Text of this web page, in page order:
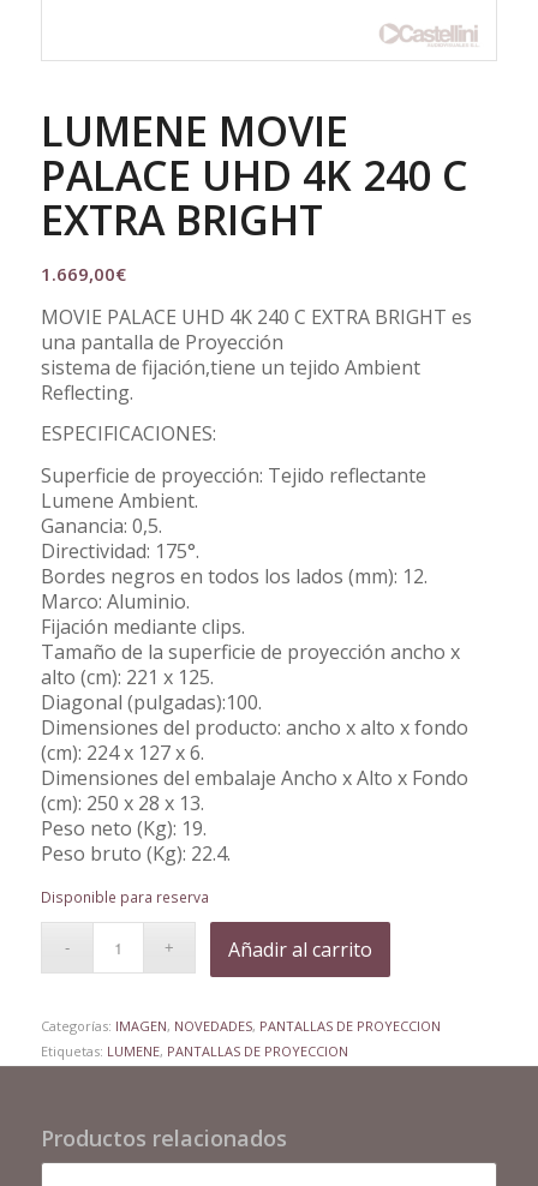
LUMENE MOVIE
PALACE UHD 4K 240 C
EXTRA BRIGHT
1.669,00€
MOVIE PALACE UHD 4K 240 C EXTRA BRIGHT es
una pantalla de Proyección
sistema de fijación,tiene un tejido Ambient
Reflecting.
ESPECIFICACIONES:
Superficie de proyección: Tejido reflectante
Lumene Ambient.
Ganancia: 0,5.
Directividad: 175°.
Bordes negros en todos los lados (mm): 12.
Marco: Aluminio.
Fijación mediante clips.
Tamaño de la superficie de proyección ancho x
alto (cm): 221 x 125.
Diagonal (pulgadas):100.
Dimensiones del producto: ancho x alto x fondo
(cm): 224 x 127 x 6.
Dimensiones del embalaje Ancho x Alto x Fondo
(cm): 250 x 28 x 13.
Peso neto (Kg): 19.
Peso bruto (Kg): 22.4.
Disponible para reserva
Añadir al carrito
Categorías: IMAGEN, NOVEDADES, PANTALLAS DE PROYECCION
Etiquetas: LUMENE, PANTALLAS DE PROYECCION
Productos relacionados